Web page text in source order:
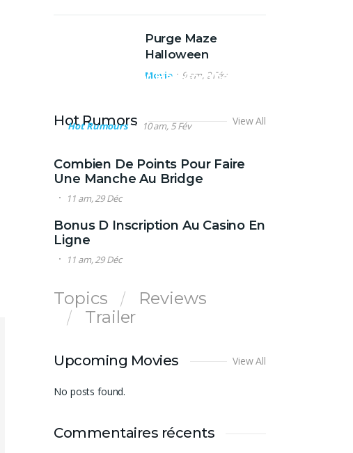
Purge Maze
Halloween
Movie 9 am, 2 Fév
Hot Rumors View All
Wizard Actor Has Another
Hot Rumours 10 am, 5 Fév
Combien De Points Pour Faire
Une Manche Au Bridge
11 am, 29 Déc
Bonus D Inscription Au Casino En
Ligne
11 am, 29 Déc
Topics
Reviews
Trailer
Upcoming Movies View All
No posts found.
Commentaires récents